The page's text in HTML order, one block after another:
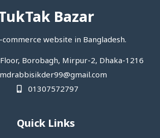
Bazar
commerce website in Bangladesh.
Borobagh, Mirpur-2, Dhaka-1216
mdrabbisikder99@gmail.com
01307572797
Quick Links